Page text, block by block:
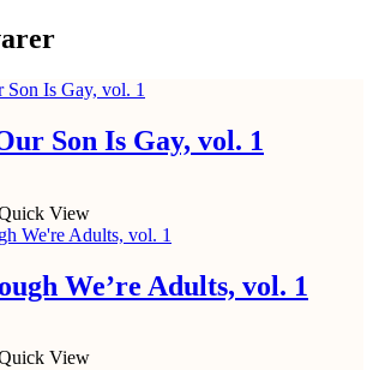
Son Is Gay, vol. 1
View
We’re Adults, vol. 1
View